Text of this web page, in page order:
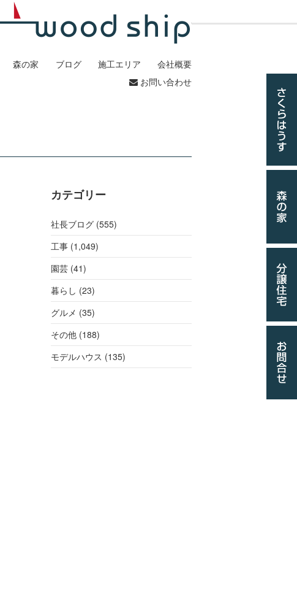
森の家 ブログ 施工エリア
会社概要
お問い合わせ
カテゴリー
社長ブログ (555)
工事 (1,049)
園芸 (41)
暮らし (23)
グルメ (35)
その他 (188)
モデルハウス (135)